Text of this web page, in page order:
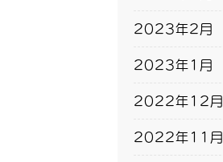
2023年2月
2023年1月
2022年12月
2022年11月